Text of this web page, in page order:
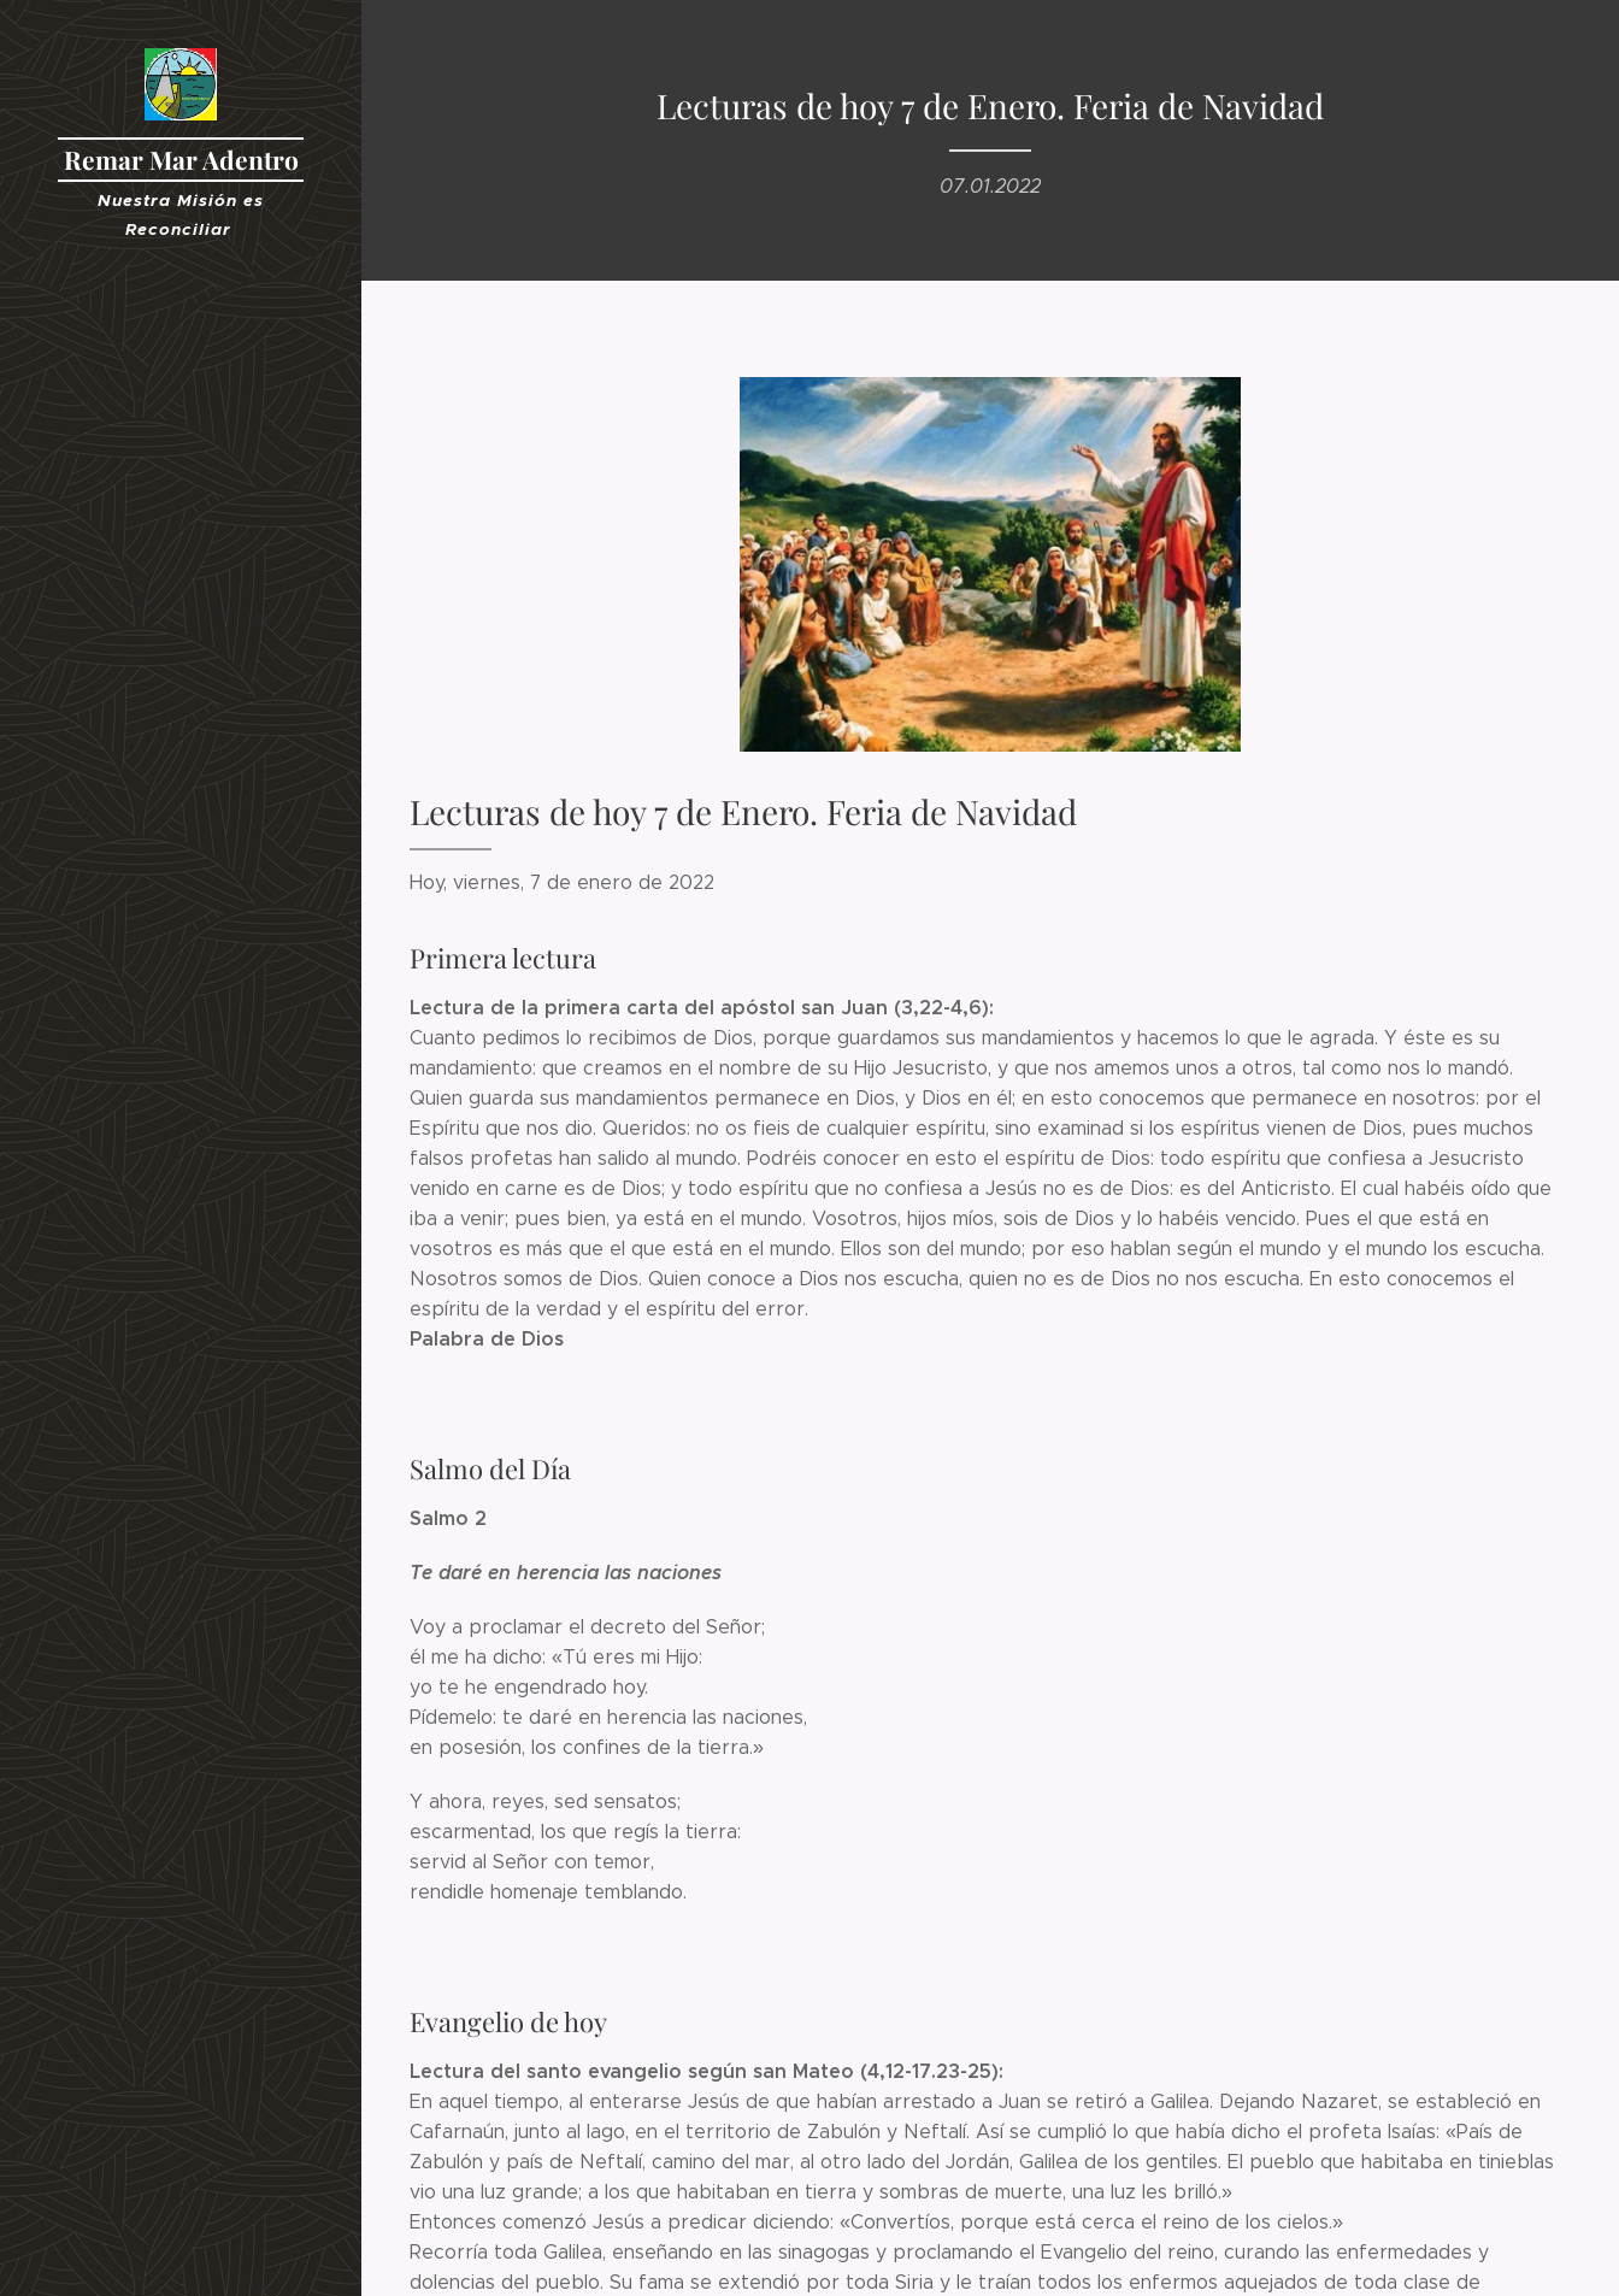
Remar Mar Adentro
Nuestra Misión es
Reconciliar
Lecturas de hoy 7 de Enero. Feria de Navidad
07.01.2022
Lecturas de hoy 7 de Enero. Feria de Navidad
Hoy, viernes, 7 de enero de 2022
Primera lectura
Lectura de la primera carta del apóstol san Juan (3,22-4,6):
Cuanto pedimos lo recibimos de Dios, porque guardamos sus mandamientos y hacemos lo que le agrada. Y éste es su
mandamiento: que creamos en el nombre de su Hijo Jesucristo, y que nos amemos unos a otros, tal como nos lo mandó.
Quien guarda sus mandamientos permanece en Dios, y Dios en él; en esto conocemos que permanece en nosotros: por el
Espíritu que nos dio. Queridos: no os fieis de cualquier espíritu, sino examinad si los espíritus vienen de Dios, pues muchos
falsos profetas han salido al mundo. Podréis conocer en esto el espíritu de Dios: todo espíritu que confiesa a Jesucristo
venido en carne es de Dios; y todo espíritu que no confiesa a Jesús no es de Dios: es del Anticristo. El cual habéis oído que
iba a venir; pues bien, ya está en el mundo. Vosotros, hijos míos, sois de Dios y lo habéis vencido. Pues el que está en
vosotros es más que el que está en el mundo. Ellos son del mundo; por eso hablan según el mundo y el mundo los escucha.
Nosotros somos de Dios. Quien conoce a Dios nos escucha, quien no es de Dios no nos escucha. En esto conocemos el
espíritu de la verdad y el espíritu del error.
Palabra de Dios
Salmo del Día
Salmo 2
Te daré en herencia las naciones
Voy a proclamar el decreto del Señor;
él me ha dicho: «Tú eres mi Hijo:
yo te he engendrado hoy.
Pídemelo: te daré en herencia las naciones,
en posesión, los confines de la tierra.»
Y ahora, reyes, sed sensatos;
escarmentad, los que regís la tierra:
servid al Señor con temor,
rendidle homenaje temblando.
Evangelio de hoy
Lectura del santo evangelio según san Mateo (4,12-17.23-25):
En aquel tiempo, al enterarse Jesús de que habían arrestado a Juan se retiró a Galilea. Dejando Nazaret, se estableció en
Cafarnaún, junto al lago, en el territorio de Zabulón y Neftalí. Así se cumplió lo que había dicho el profeta Isaías: «País de
Zabulón y país de Neftalí, camino del mar, al otro lado del Jordán, Galilea de los gentiles. El pueblo que habitaba en tinieblas
vio una luz grande; a los que habitaban en tierra y sombras de muerte, una luz les brilló.»
Entonces comenzó Jesús a predicar diciendo: «Convertíos, porque está cerca el reino de los cielos.»
Recorría toda Galilea, enseñando en las sinagogas y proclamando el Evangelio del reino, curando las enfermedades y
dolencias del pueblo. Su fama se extendió por toda Siria y le traían todos los enfermos aquejados de toda clase de